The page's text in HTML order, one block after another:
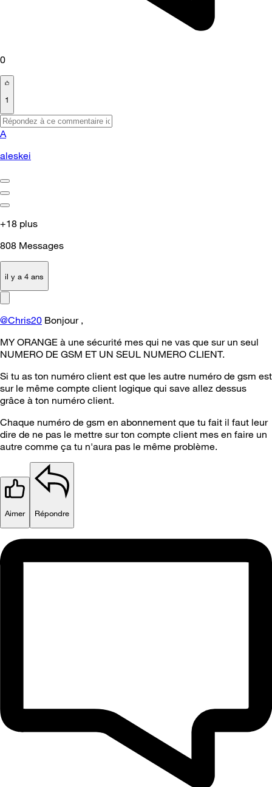
0
1
A
aleskei
+18 plus
808 Messages
il y a 4 ans
@Chris20 Bonjour ,
MY ORANGE à une sécurité mes qui ne vas que sur un seul
NUMERO DE GSM ET UN SEUL NUMERO CLIENT.
Si tu as ton numéro client est que les autre numéro de gsm est
sur le même compte client logique qui save allez dessus
grâce à ton numéro client.
Chaque numéro de gsm en abonnement que tu fait il faut leur
dire de ne pas le mettre sur ton compte client mes en faire un
autre comme ça tu n'aura pas le même problème.
Aimer Répondre